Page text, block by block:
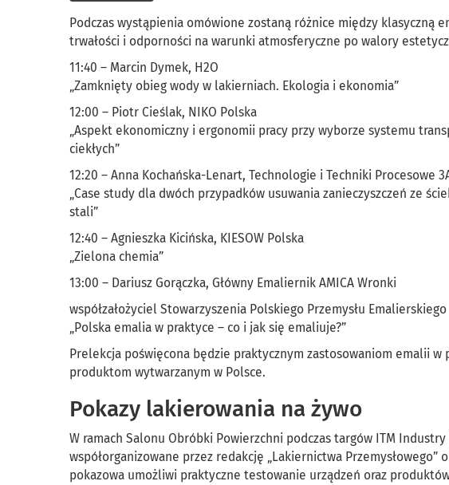
Podczas wystąpienia omówione zostaną różnice między klasyczną
trwałości i odporności na warunki atmosferyczne po walory
11:40 – Marcin Dymek, H2O
„Zamknięty obieg wody w lakierniach. Ekologia i ekonomia”
12:00 – Piotr Cieślak, NIKO Polska
„Aspekt ekonomiczny i ergonomii pracy przy wyborze systemu
ciekłych”
12:20 – Anna Kochańska-Lenart, Technologie i Techniki Procesowe
„Case study dla dwóch przypadków usuwania zanieczyszczeń ze
stali”
12:40 – Agnieszka Kicińska, KIESOW Polska
„Zielona chemia”
13:00 – Dariusz Gorączka, Główny Emaliernik AMICA Wronki
współzałożyciel Stowarzyszenia Polskiego Przemysłu Emalierskiego
„Polska emalia w praktyce – co i jak się emaliuje?”
Prelekcja poświęcona będzie praktycznym zastosowaniom emalii
produktom wytwarzanym w Polsce.
Pokazy lakierowania na żywo
W ramach Salonu Obróbki Powierzchni podczas targów ITM
współorganizowane przez redakcję „Lakiernictwa
pokazowa umożliwi praktyczne testowanie urządzeń oraz